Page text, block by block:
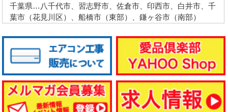
千葉県…八千代市、習志野市、佐倉市、印西市、白井市、千
葉市（花見川区）、船橋市（東部）、鎌ヶ谷市（南部）